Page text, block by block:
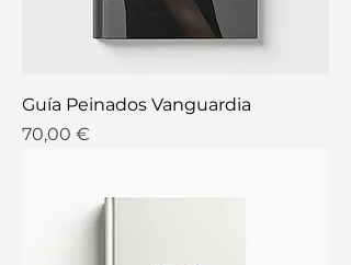
Guía Peinados Vanguardia
Precio
70,00 €